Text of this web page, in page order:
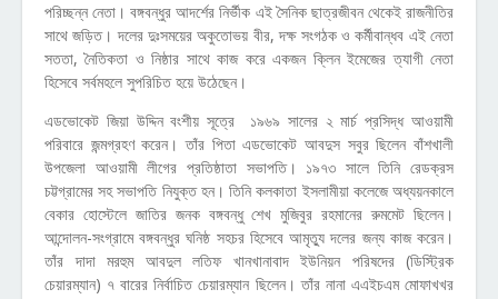
পরিচ্ছন্ন নেতা। বঙ্গবন্ধুর আদর্শের নির্ভীক এই সৈনিক ছাত্রজীবন থেকেই রাজনীতির
সাথে জড়িত। দলের দুঃসময়ের অকুতোভয় বীর, দক্ষ সংগঠক ও কর্মীবান্ধব এই নেতা
সততা, নৈতিকতা ও নিষ্ঠার সাথে কাজ করে একজন ক্লিন ইমেজের ত্যাগী নেতা
হিসেবে সর্বমহলে সুপরিচিত হয়ে উঠেছেন।
এডভোকেট জিয়া উদ্দিন বংশীয় সূত্রে ১৯৬৯ সালের ২ মার্চ প্রসিদ্ধ আওয়ামী
পরিবারে জন্মগ্রহণ করেন। তাঁর পিতা এডভোকেট আবদুস সবুর ছিলেন বাঁশখালী
উপজেলা আওয়ামী লীগের প্রতিষ্ঠাতা সভাপতি। ১৯৭৩ সালে তিনি রেডক্রস
চট্টগ্রামের সহ সভাপতি নিযুক্ত হন। তিনি কলকাতা ইসলামীয়া কলেজে অধ্যয়নকালে
বেকার হোস্টেলে জাতির জনক বঙ্গবন্ধু শেখ মুজিবুর রহমানের রুমমেট ছিলেন।
আন্দোলন-সংগ্রামে বঙ্গবন্ধুর ঘনিষ্ঠ সহচর হিসেবে আমৃত্যু দলের জন্য কাজ করেন।
তাঁর দাদা মরহুম আবদুল লতিফ খানখানাবাদ ইউনিয়ন পরিষদের (ডিস্ট্রিক
চেয়ারম্যান) ৭ বারের নির্বাচিত চেয়ারম্যান ছিলেন। তাঁর নানা এএইচএম মোফাখখর